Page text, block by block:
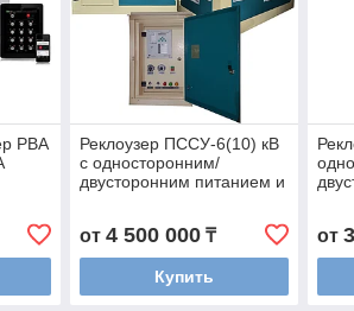
РВА
Реклоузер ПССУ-6(10) кВ
с односторонним/
двусторонним питанием и
от 4 500 000₸
Купить
от